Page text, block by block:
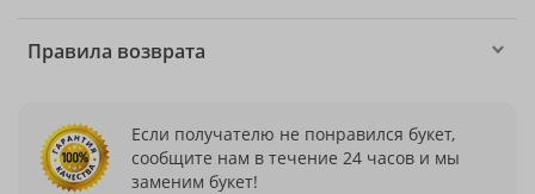
Правила возврата
Если получателю не понравился букет,
сообщите нам в течение 24 часов и мы
заменим букет!